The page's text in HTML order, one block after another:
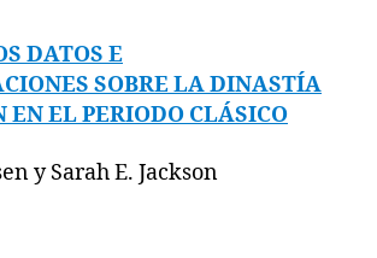
DATOS E
SOBRE LA DINASTÍA
EN EL PERIODO CLÁSICO
y Sarah E. Jackson